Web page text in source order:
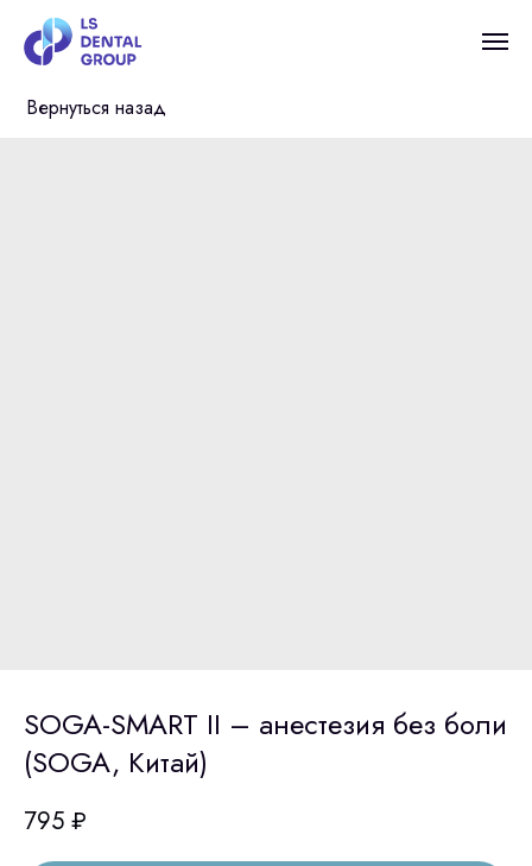
Вернуться назад
SOGA-SMART II – анестезия без боли
(SOGA, Китай)
795 ₽